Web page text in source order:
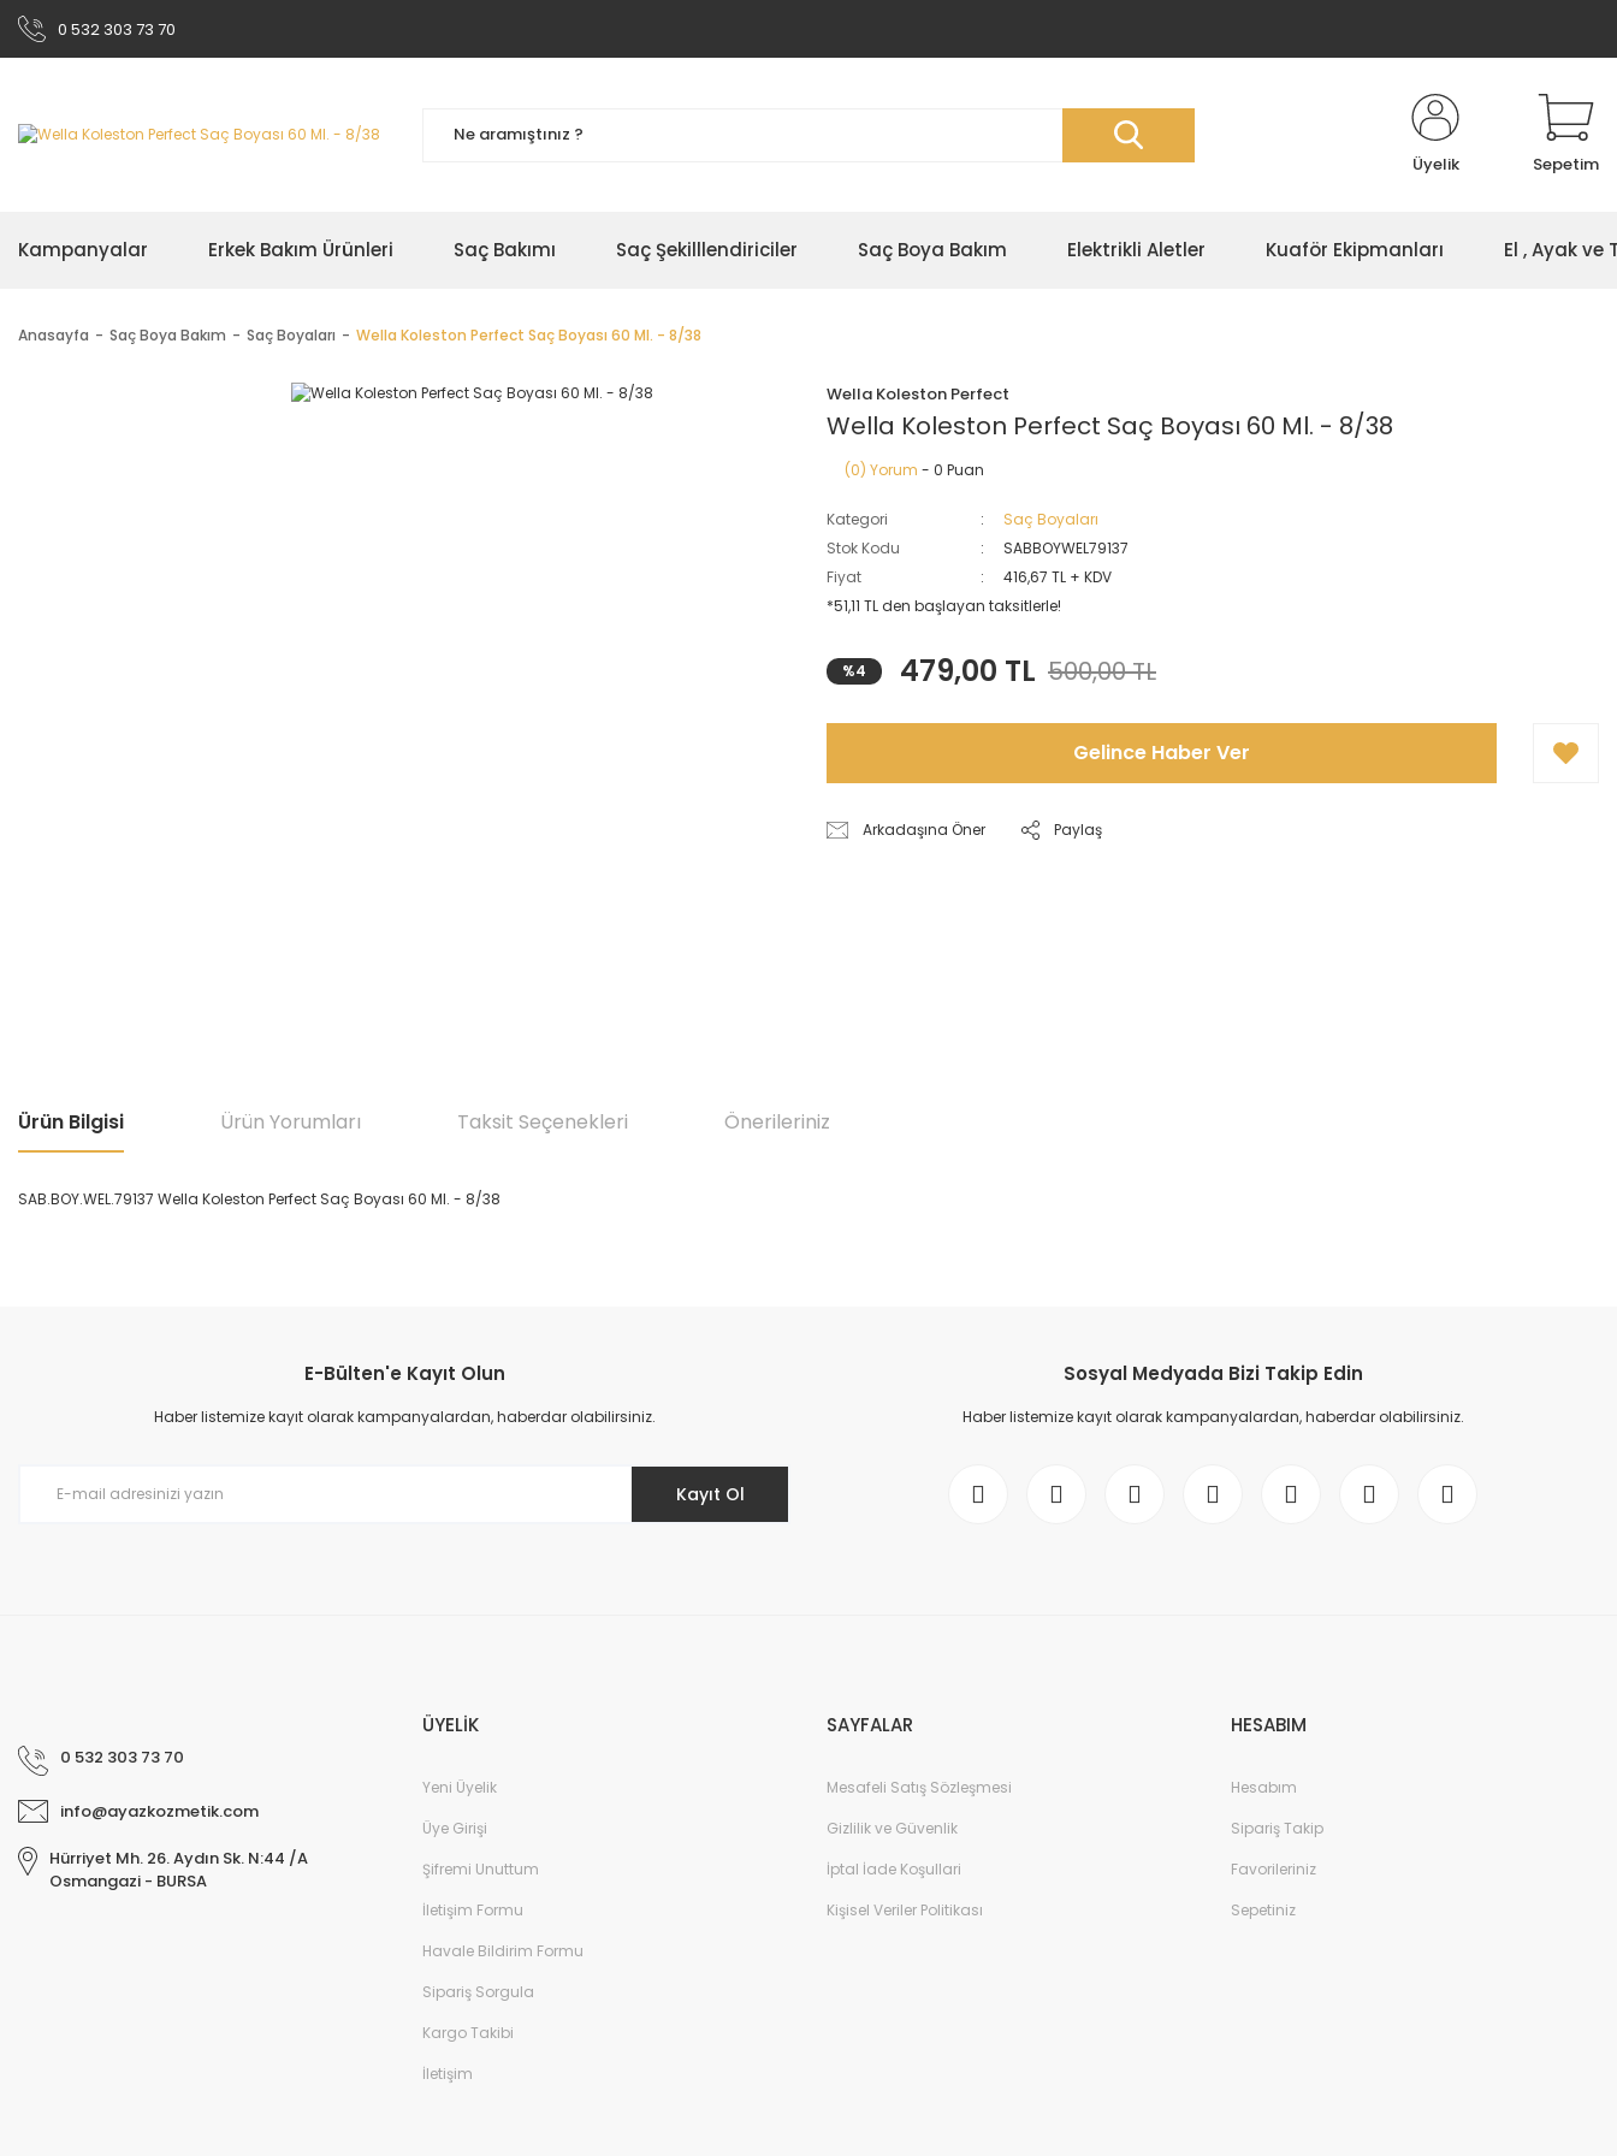
0 532 303 73 70
Üyelik Sepetim
Kampanyalar Erkek Bakım Ürünleri Saç Bakımı Saç Şekilllendiriciler Saç Boya Bakım Elektrikli Aletler Kuaför Ekipmanları El , Ayak ve
Anasayfa Saç Boya Bakım Saç Boyaları Wella Koleston Perfect Saç Boyası 60 Ml. - 8/38
Wella Koleston Perfect
Wella Koleston Perfect Saç Boyası 60 Ml. - 8/38
(0) Yorum - 0 Puan
Kategori
Saç Boyaları
Stok Kodu
SABBOYWEL79137
Fiyat
416,67 TL + KDV
*51,11 TL den başlayan taksitlerle!
%4 479,00 TL 500,00 TL
Gelince Haber Ver
Arkadaşına Öner Paylaş
Ürün Bilgisi Ürün Yorumları Taksit Seçenekleri Önerileriniz
SAB.BOY.WEL.79137 Wella Koleston Perfect Saç Boyası 60 Ml. - 8/38
Ürün resmi kalitesiz, bozuk veya görüntülenemiyor.
Ürün açıklamasında eksik bilgiler bulunuyor.
E-Bülten'e Kayıt Olun
Haber listemize kayıt olarak kampanyalardan, haberdar olabilirsiniz.
Kayıt Ol
Sosyal Medyada Bizi Takip Edin
Haber listemize kayıt olarak kampanyalardan, haberdar olabilirsiniz.
0 532 303 73 70
info@ayazkozmetik.com
Hürriyet Mh. 26. Aydın Sk. N:44 /A
Osmangazi - BURSA
ÜYELİK
Yeni Üyelik
Üye Girişi
Şifremi Unuttum
İletişim Formu
Havale Bildirim Formu
Sipariş Sorgula
Kargo Takibi
İletişim
SAYFALAR
Mesafeli Satış Sözleşmesi
Gizlilik ve Güvenlik
İptal İade Koşullari
Kişisel Veriler Politikası
HESABIM
Hesabım
Sipariş Takip
Favorileriniz
Sepetiniz